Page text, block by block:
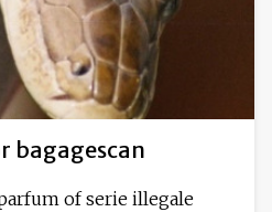
bagagescan
of serie illegale